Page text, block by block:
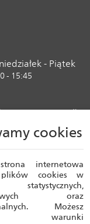
cookies
internetowa
cookies w
statystycznych,
oraz
Możesz
warunki
- Piątek
- 15:45
w Nowym Tomyślu